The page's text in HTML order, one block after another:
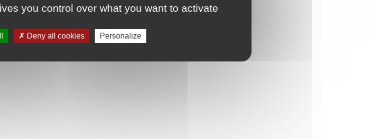
you control over what you want to activate
Deny all cookies Personalize